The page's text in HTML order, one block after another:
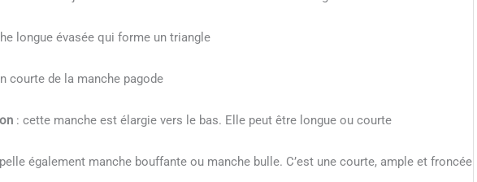
longue évasée qui forme un triangle
courte de la manche pagode
: cette manche est élargie vers le bas. Elle peut être longue ou courte
également manche bouffante ou manche bulle. C’est une courte, ample et froncée